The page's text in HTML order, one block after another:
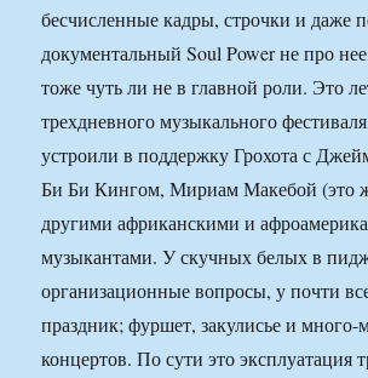
бесчисленные кадры, строчки и даже
документальный Soul Power не про
тоже чуть ли не в главной роли. Это
трехдневного музыкального
устроили в поддержку Грохота с
Би Би Кингом, Мириам Макебой (это
другими африканскими и
музыкантами. У скучных белых в
организационные вопросы, у почти
праздник; фуршет, закулисье и много-
концертов. По сути это эксплуатация